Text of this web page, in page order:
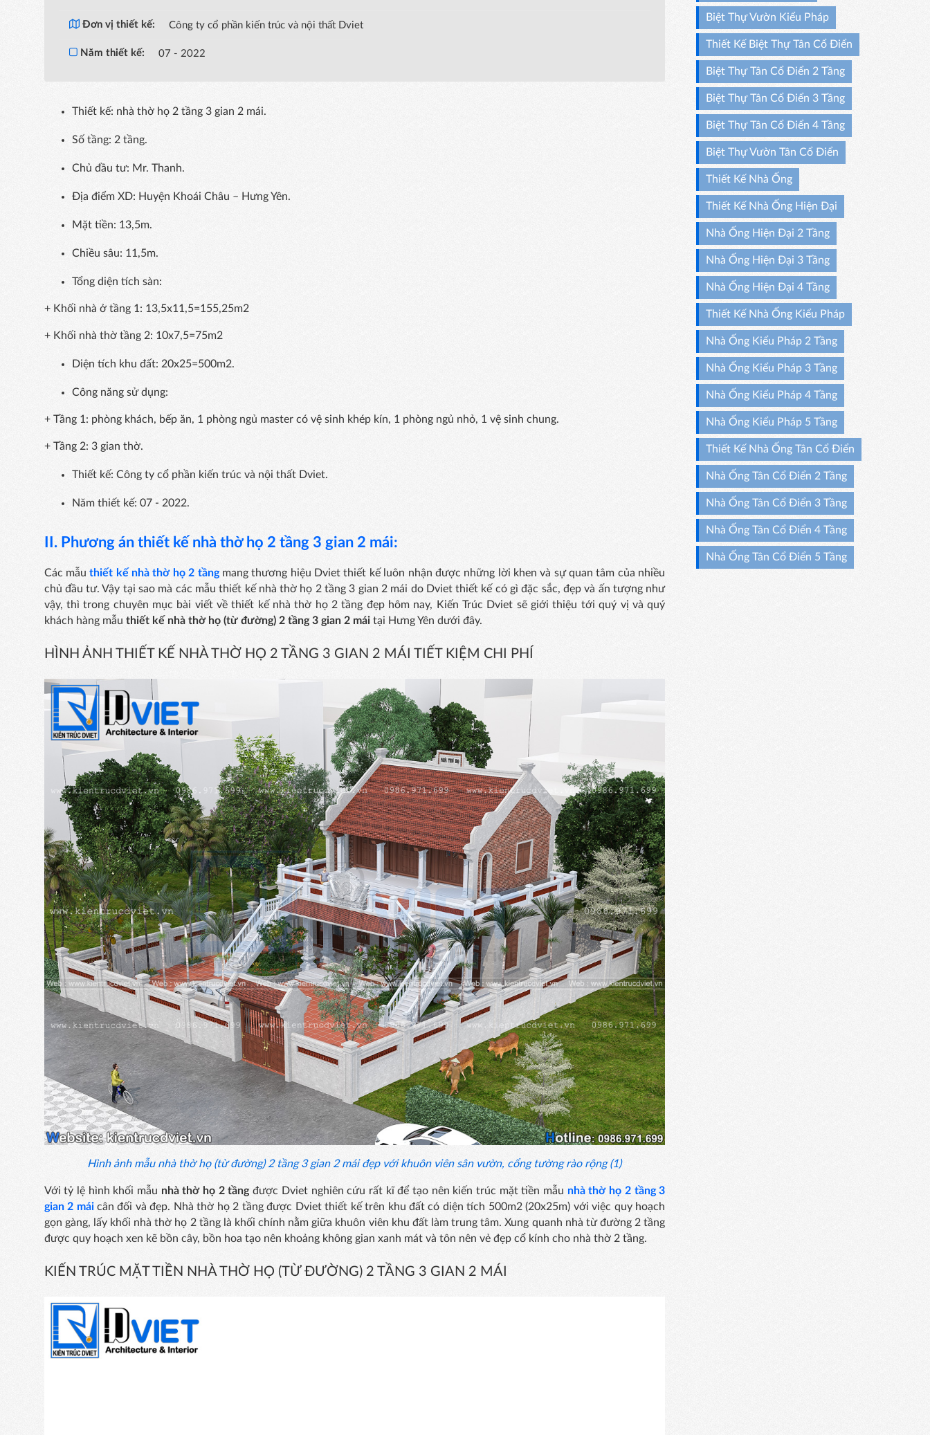
Đơn vị thiết kế: Công ty cổ phần kiến trúc và nội thất Dviet
Năm thiết kế: 07 - 2022
Thiết kế: nhà thờ họ 2 tầng 3 gian 2 mái.
Số tầng: 2 tầng.
Chủ đầu tư: Mr. Thanh.
Địa điểm XD: Huyện Khoái Châu – Hưng Yên.
Mặt tiền: 13,5m.
Chiều sâu: 11,5m.
Tổng diện tích sàn:
+ Khối nhà ở tầng 1: 13,5x11,5=155,25m2
+ Khối nhà thờ tầng 2: 10x7,5=75m2
Diện tích khu đất: 20x25=500m2.
Công năng sử dụng:
+ Tầng 1: phòng khách, bếp ăn, 1 phòng ngủ master có vệ sinh khép kín, 1 phòng ngủ nhỏ, 1 vệ sinh chung.
+ Tầng 2: 3 gian thờ.
Thiết kế: Công ty cổ phần kiến trúc và nội thất Dviet.
Năm thiết kế: 07 - 2022.
II. Phương án thiết kế nhà thờ họ 2 tầng 3 gian 2 mái:
Các mẫuthiết kế nhà thờ họ 2 tầngmang thương hiệu Dviet thiết kế luôn nhận được những lời khen và sự quan tâm của nhiều
chủ đầu tư. Vậy tại sao mà các mẫu thiết kế nhà thờ họ 2 tầng 3 gian 2 mái do Dviet thiết kế có gì đặc sắc, đẹp và ấn tượng như
vậy, thì trong chuyên mục bài viết về thiết kế nhà thờ họ 2 tầng đẹp hôm nay, Kiến Trúc Dviet sẽ giới thiệu tới quý vị và quý
khách hàng mẫu thiết kế nhà thờ họ (từ đường) 2 tầng 3 gian 2 máitại Hưng Yên dưới đây.
HÌNH ẢNH THIẾT KẾ NHÀ THỜ HỌ 2 TẦNG 3 GIAN 2 MÁI TIẾT KIỆM CHI PHÍ
Hình ảnh mẫu nhà thờ họ (từ đường) 2 tầng 3 gian 2 mái đẹp với khuôn viên sân vườn, cổng tường rào rộng (1)
Với tỷ lệ hình khối mẫu nhà thờ họ 2 tầngđược Dviet nghiên cứu rất kĩ để tạo nên kiến trúc mặt tiền mẫu nhà thờ họ 2 tầng 3
gian 2 máicân đối và đẹp. Nhà thờ họ 2 tầng được Dviet thiết kế trên khu đất có diện tích 500m2 (20x25m) với việc quy hoạch
gọn gàng, lấy khối nhà thờ họ 2 tầng là khối chính nằm giữa khuôn viên khu đất làm trung tâm. Xung quanh nhà từ đường 2 tầng
được quy hoạch xen kẽ bồn cây, bồn hoa tạo nên khoảng không gian xanh mát và tôn nên vẻ đẹp cổ kính cho nhà thờ 2 tầng.
KIẾN TRÚC MẶT TIỀN NHÀ THỜ HỌ (TỪ ĐƯỜNG) 2 TẦNG 3 GIAN 2 MÁI
Biệt Thự Vườn Kiểu Pháp
Thiết Kế Biệt Thự Tân Cổ Điển
Biệt Thự Tân Cổ Điển 2 Tầng
Biệt Thự Tân Cổ Điển 3 Tầng
Biệt Thự Tân Cổ Điển 4 Tầng
Biệt Thự Vườn Tân Cổ Điển
Thiết Kế Nhà Ống
Thiết Kế Nhà Ống Hiện Đại
Nhà Ống Hiện Đại 2 Tầng
Nhà Ống Hiện Đại 3 Tầng
Nhà Ống Hiện Đại 4 Tầng
Thiết Kế Nhà Ống Kiểu Pháp
Nhà Ống Kiểu Pháp 2 Tầng
Nhà Ống Kiểu Pháp 3 Tầng
Nhà Ống Kiểu Pháp 4 Tầng
Nhà Ống Kiểu Pháp 5 Tầng
Thiết Kế Nhà Ống Tân Cổ Điển
Nhà Ống Tân Cổ Điển 2 Tầng
Nhà Ống Tân Cổ Điển 3 Tầng
Nhà Ống Tân Cổ Điển 4 Tầng
Nhà Ống Tân Cổ Điển 5 Tầng